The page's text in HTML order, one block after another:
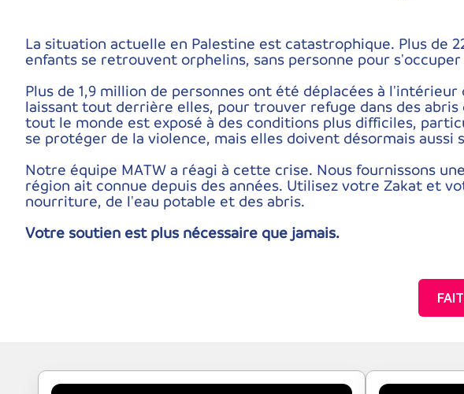
La situation actuelle en Palestine est catastrophique. Plus de
enfants se retrouvent orphelins, sans personne pour
Plus de 1,9 million de personnes ont été déplacées à
laissant tout derrière elles, pour trouver refuge dans des
tout le monde est exposé à des conditions plus difficiles,
se protéger de la violence, mais elles doivent désormais
Notre équipe MATW a réagi à cette crise. Nous fournissons
région ait connue depuis des années. Utilisez votre Zakat et
nourriture, de l'eau potable et des abris.
Votre soutien est plus nécessaire que jamais.